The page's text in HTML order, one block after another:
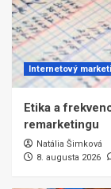
Internetový
Etika a
remarketingu
Natália Šimková
8. augusta 2026